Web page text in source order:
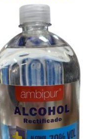
$189.00
hasta
$1,190.00